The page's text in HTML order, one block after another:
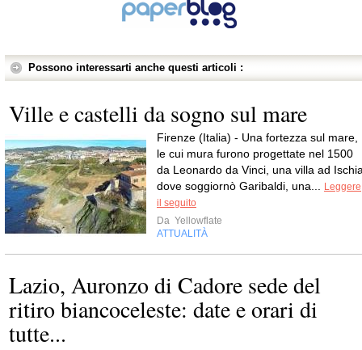
Possono interessarti anche questi articoli :
Ville e castelli da sogno sul mare
Firenze (Italia) - Una fortezza sul mare,
le cui mura furono progettate nel 1500
da Leonardo da Vinci, una villa ad
dove soggiornò Garibaldi, una...
Leggere
il seguito
Da Yellowflate
ATTUALITÀ
Lazio, Auronzo di Cadore sede del
ritiro biancoceleste: date e orari di
tutte...